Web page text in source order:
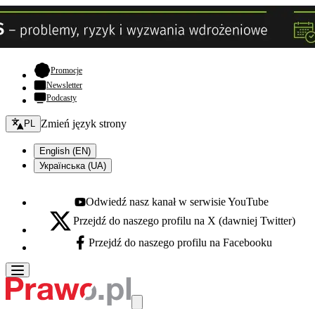
Promocje- otwiera się w nowej karcie
Newsletter
Podcasty
Zmień język - bieżący:
PL Zmień język strony
English (EN)
Українська (UA)
Youtube - otwiera się w nowej karcie
Odwiedź nasz kanał w serwisie YouTube
X - otwiera się w nowej karcie
Przejdź do naszego profilu na X (dawniej Twitter)
Facebook - otwiera się w nowej karcie
Przejdź do naszego profilu na Facebooku